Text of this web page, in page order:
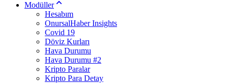
Modüller
Hesabım
OnursalHaber Insights
Covid 19
Döviz Kurları
Hava Durumu
Hava Durumu #2
Kripto Paralar
Kripto Para Detay